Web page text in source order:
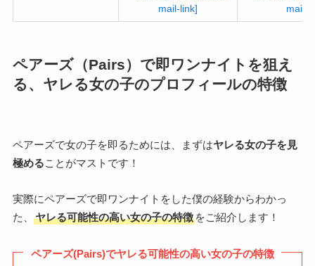
mail-link]
mail-
ペアーズ（Pairs）で即ワンナイトを狙え
る、ヤレる女の子のプロフィールの特徴
ペアーズで女の子を即るためには、まずはヤレる女の子を見
極めることがマストです！
実際にペアーズで即ワンナイトをした僕の経験からわかっ
た、
ヤレる可能性の高い女の子の特徴をご紹介します！
ペアーズ(Pairs)でヤレる可能性の高い女の子の特徴